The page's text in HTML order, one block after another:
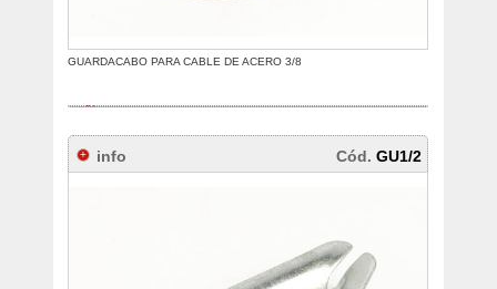
GUARDACABO PARA CABLE DE ACERO 3/8
info Cód.GU1/2